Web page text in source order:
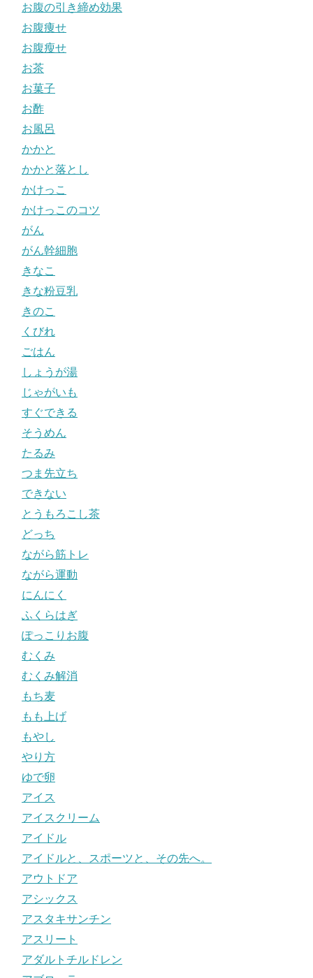
お腹の引き締め効果
お腹痩せ
お腹瘦せ
お茶
お菓子
お酢
お風呂
かかと
かかと落とし
かけっこ
かけっこのコツ
がん
がん幹細胞
きなこ
きな粉豆乳
きのこ
くびれ
ごはん
しょうが湯
じゃがいも
すぐできる
そうめん
たるみ
つま先立ち
できない
とうもろこし茶
どっち
ながら筋トレ
ながら運動
にんにく
ふくらはぎ
ぽっこりお腹
むくみ
むくみ解消
もち麦
もも上げ
もやし
やり方
ゆで卵
アイス
アイスクリーム
アイドル
アイドルと、スポーツと、その先へ。
アウトドア
アシックス
アスタキサンチン
アスリート
アダルトチルドレン